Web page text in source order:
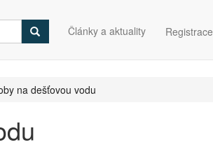
Články a aktuality Registrace
na dešťovou vodu